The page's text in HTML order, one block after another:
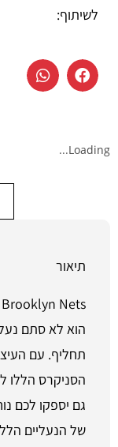
לשיתוף:
Loading...
תיאור
Nets
הוא לא סתם
תחליף. עם
הסניקרס הללו
גם יספקו לכם
של הנעליים